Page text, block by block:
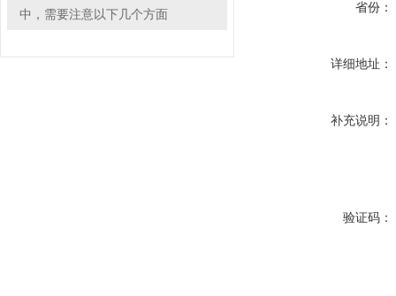
中，需要注意以下几个方面
省份：
详细地址：
补充说明：
验证码：